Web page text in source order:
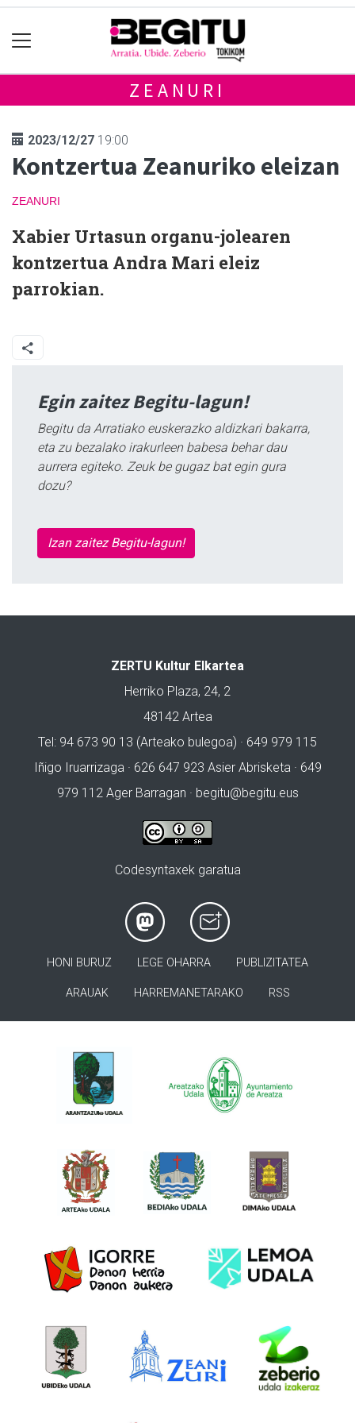
ZEANURI
2023/12/27 19:00
Kontzertua Zeanuriko eleizan
ZEANURI
Xabier Urtasun organu-jolearen
kontzertua Andra Mari eleiz
parrokian.
Egin zaitez Begitu-lagun!
Begitu da Arratiako euskerazko aldizkari bakarra,
eta zu bezalako irakurleen babesa behar dau
aurrera egiteko. Zeuk be gugaz bat egin gura
dozu?
Izan zaitez Begitu-lagun!
ZERTU Kultur Elkartea
Herriko Plaza, 24, 2
48142 Artea
Tel: 94 673 90 13 (Arteako bulegoa) · 649 979 115
Iñigo Iruarrizaga · 626 647 923 Asier Abrisketa · 649
979 112 Ager Barragan · begitu@begitu.eus
Codesyntaxek garatua
HONI BURUZ LEGE OHARRA PUBLIZITATEA
ARAUAK HARREMANETARAKO RSS